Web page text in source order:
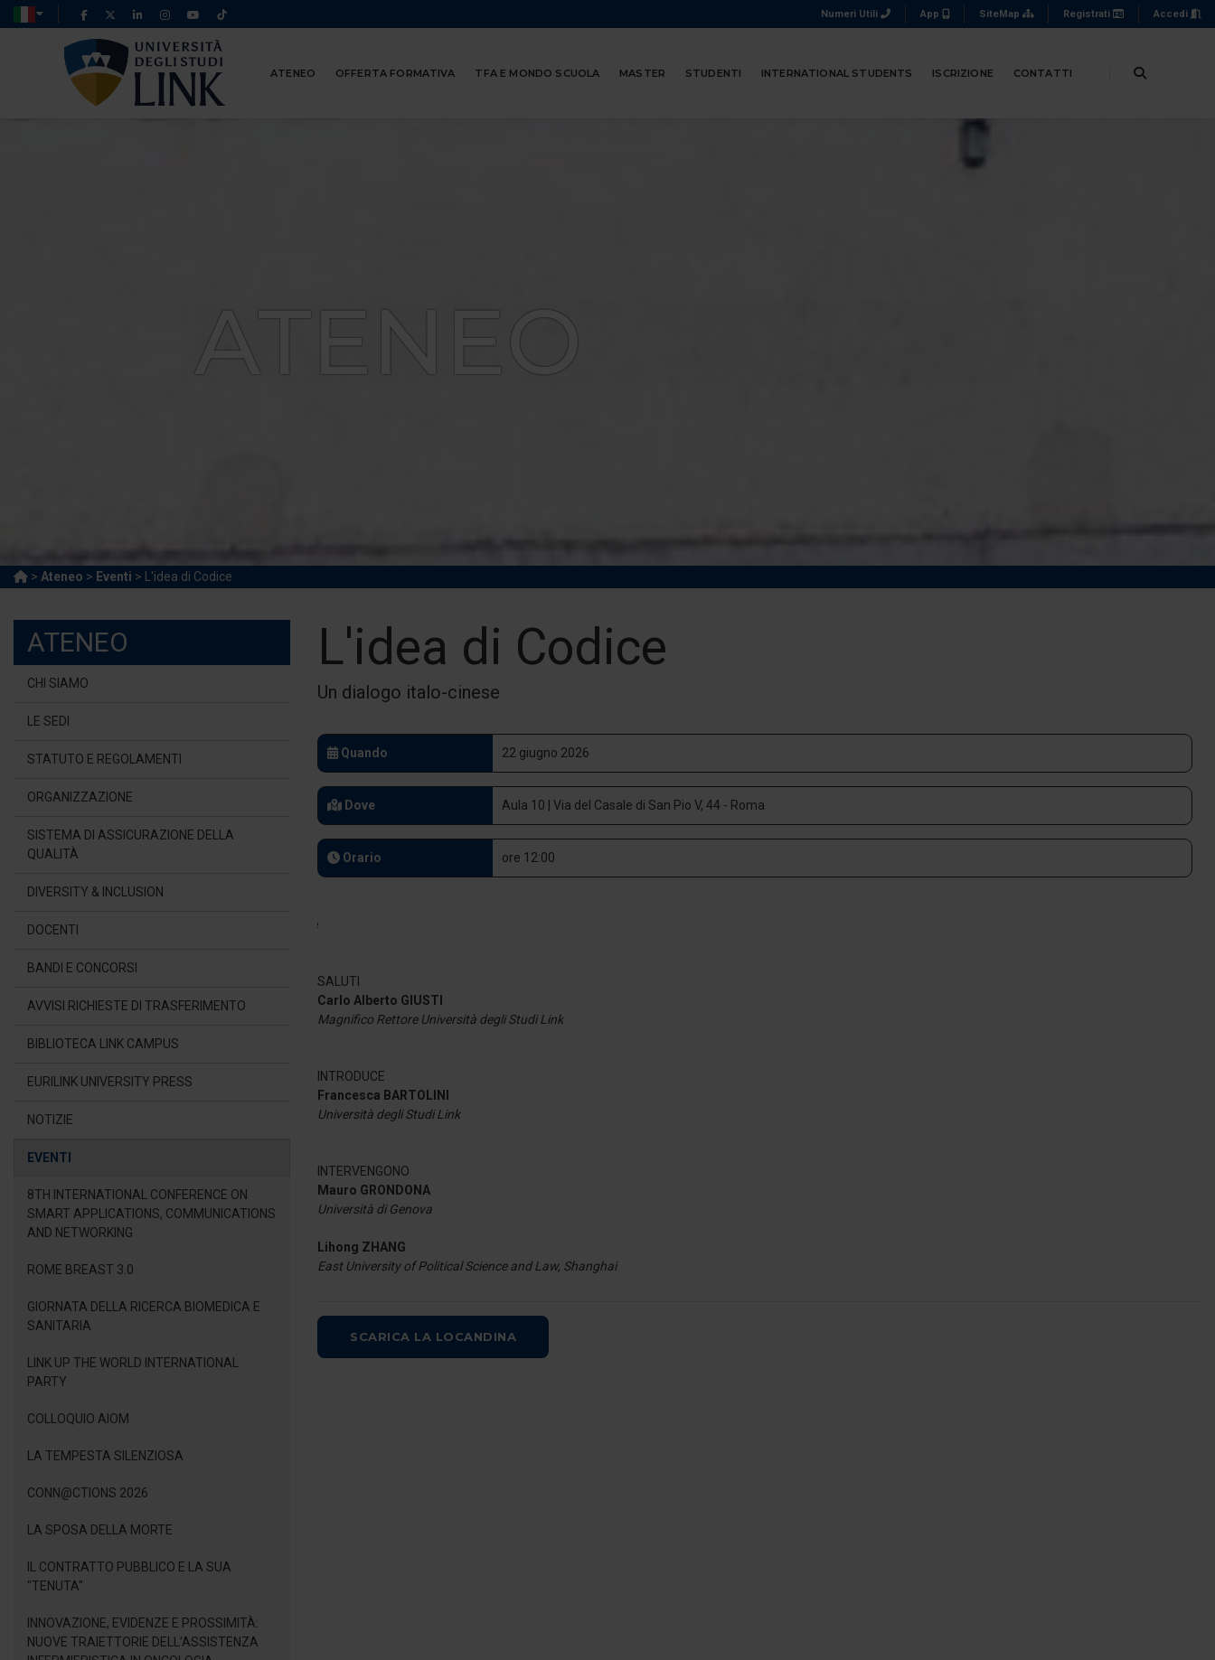
Numeri Utili App SiteMap Registrati Accedi
ATENEO OFFERTA FORMATIVA TFA E MONDO SCUOLA MASTER STUDENTI INTERNATIONAL STUDENTS ISCRIZIONE CONTATTI
ATENEO
> Ateneo > Eventi > L'idea di Codice
ATENEO
CHI SIAMO
LE SEDI
STATUTO E REGOLAMENTI
ORGANIZZAZIONE
SISTEMA DI ASSICURAZIONE DELLA
QUALITÀ
DIVERSITY & INCLUSION
DOCENTI
BANDI E CONCORSI
AVVISI RICHIESTE DI TRASFERIMENTO
BIBLIOTECA LINK CAMPUS
EURILINK UNIVERSITY PRESS
NOTIZIE
EVENTI
8TH INTERNATIONAL CONFERENCE ON
SMART APPLICATIONS, COMMUNICATIONS
AND NETWORKING
ROME BREAST 3.0
GIORNATA DELLA RICERCA BIOMEDICA E
SANITARIA
LINK UP THE WORLD INTERNATIONAL
PARTY
COLLOQUIO AIOM
LA TEMPESTA SILENZIOSA
CONN@CTIONS 2026
LA SPOSA DELLA MORTE
IL CONTRATTO PUBBLICO E LA SUA
"TENUTA"
INNOVAZIONE, EVIDENZE E PROSSIMITÀ:
NUOVE TRAIETTORIE DELL’ASSISTENZA
L'idea di Codice
Un dialogo italo-cinese
Quando 22 giugno 2026
Dove Aula 10 | Via del Casale di San Pio V, 44 - Roma
Orario ore 12:00
SALUTI
Carlo Alberto GIUSTI
Magnifico Rettore Università degli Studi Link
INTRODUCE
Francesca BARTOLINI
Università degli Studi Link
INTERVENGONO
Mauro GRONDONA
Università di Genova
Lihong ZHANG
East University of Political Science and Law, Shanghai
SCARICA LA LOCANDINA